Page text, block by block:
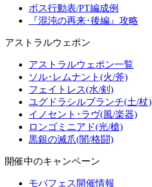
ボス行動表/PT編成例
『混沌の再来･後編』攻略
アストラルウェポン
アストラルウェポン一覧
ソル･レムナント(火/斧)
フェイトレス(水/剣)
ユグドラシルブランチ(土/杖)
イノセント･ラヴ(風/楽器)
ロンゴミニアド(光/槍)
黒銀の滅爪(闇/格闘)
開催中のキャンペーン
モバフェス開催情報